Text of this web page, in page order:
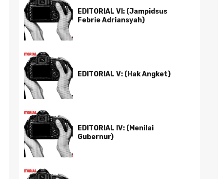
EDITORIAL VI: (Jampidsus
Febrie Adriansyah)
EDITORIAL V: (Hak Angket)
EDITORIAL IV: (Menilai
Gubernur)